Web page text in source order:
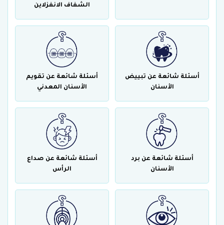
الشفاف الانفزلاين
أسئلة شائعة عن تبييض
الأسنان
أسئلة شائعة عن تقويم
الأسنان المعدني
أسئلة شائعة عن برد
الأسنان
أسئلة شائعة عن صداع
الرأس